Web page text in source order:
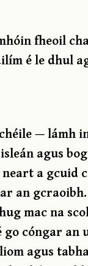
fheoil
é le dhul
— lámh
agus
a
an
mac na
go cóngar
agus